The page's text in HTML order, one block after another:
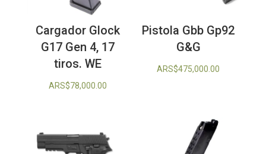
Cargador Glock
G17 Gen 4, 17
tiros. WE
ARS$78,000.00
Pistola Gbb Gp92
G&G
ARS$475,000.00